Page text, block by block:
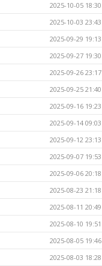
2025-10-05 18:30
2025-10-03 23:43
2025-09-29 19:13
2025-09-27 19:30
2025-09-26 23:17
2025-09-25 21:40
2025-09-16 19:23
2025-09-14 09:03
2025-09-12 23:13
2025-09-07 19:53
2025-09-06 20:18
2025-08-23 21:18
2025-08-11 20:49
2025-08-10 19:51
2025-08-05 19:46
2025-08-03 18:28